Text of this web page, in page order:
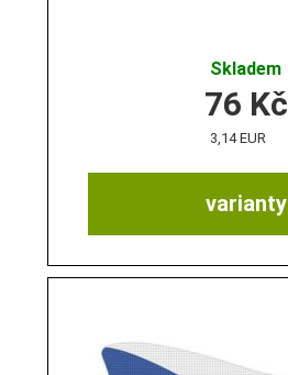
Skladem
varianty
76 Kč
3,14 EUR